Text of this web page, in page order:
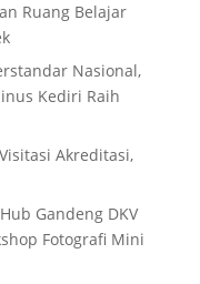
Ruang Belajar
Nasional,
Kediri Raih
Akreditasi,
Gandeng DKV
Fotografi Mini